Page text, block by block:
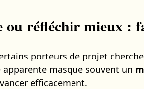
ou réfléchir mieux :
porteurs de projet
masque souvent un
efficacement.